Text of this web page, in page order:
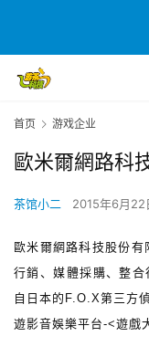
首
页
茶
原
游
首页 游戏企业
歐米爾網路科
茶馆小二 2015年6月22
歐米爾網路科技股份
行銷、媒體採購、整
自日本的F.O.X第三方
遊影音娛樂平台-<遊戲